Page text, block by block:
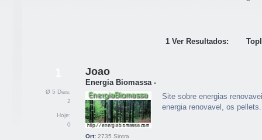
1 Ver Resultados:
Ø 5 Dias:
2
Hoje:
0
Joao
Energia Biomassa -
Site sobre energias
energia renovavel, os pellets.
Ort: 2735 Sintra